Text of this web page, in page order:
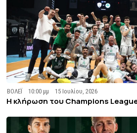
ΒΟΛΕΪ 10:00 μμ 15 Ιουλίου, 2026
Η κλήρωση του Champions